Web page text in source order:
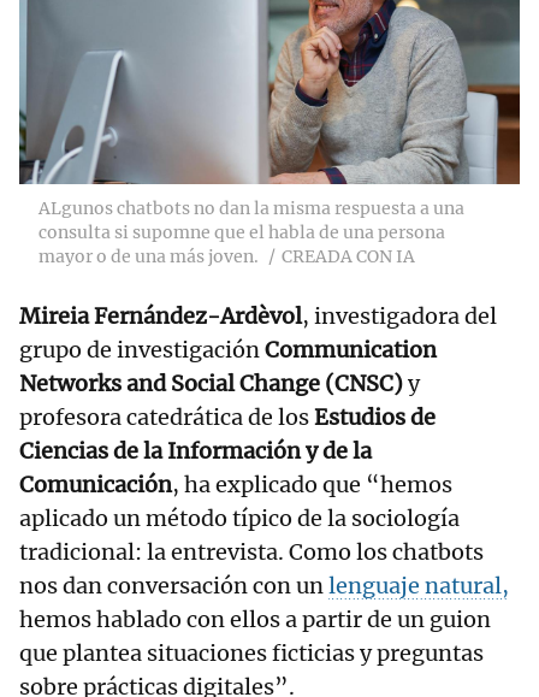
ALgunos chatbots no dan la misma respuesta a una
consulta si supomne que el habla de una persona
mayor o de una más joven.
CREADA CON IA
Mireia Fernández-Ardèvol, investigadora del
grupo de investigaciónCommunication
Networks and Social Change (CNSC)y
profesora catedrática de losEstudios de
Ciencias de la Información y de la
Comunicación, ha explicado que “hemos
aplicado un método típico de la sociología
tradicional: la entrevista. Como los chatbots
nos dan conversación con unlenguaje natural,
hemos hablado con ellos a partir de un guion
que plantea situaciones ficticias y preguntas
sobre prácticas digitales”.